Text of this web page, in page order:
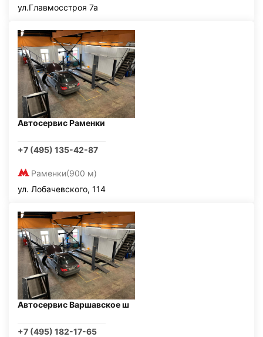
ул.Главмосстроя 7а
Автосервис Раменки
+7 (495) 135-42-87
Раменки(900 м)
ул. Лобачевского, 114
Автосервис Варшавское ш
+7 (495) 182-17-65